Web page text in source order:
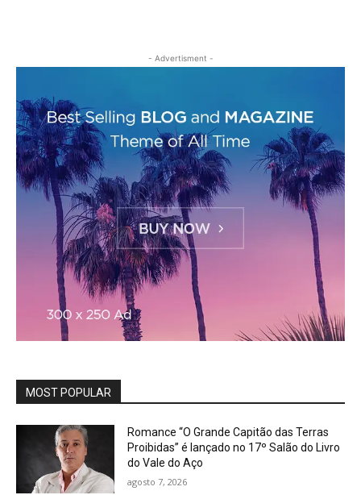
- Advertisment -
MOST POPULAR
Romance “O Grande Capitão das Terras
Proibidas” é lançado no 17º Salão do Livro
do Vale do Aço
agosto 7, 2026